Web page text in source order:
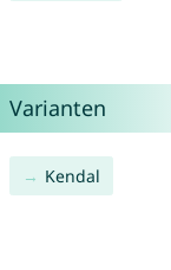
Varianten
Kendal